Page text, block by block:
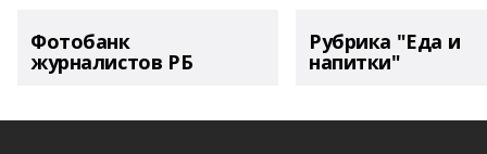
Фотобанк
журналистов РБ
Рубрика "Еда и
напитки"